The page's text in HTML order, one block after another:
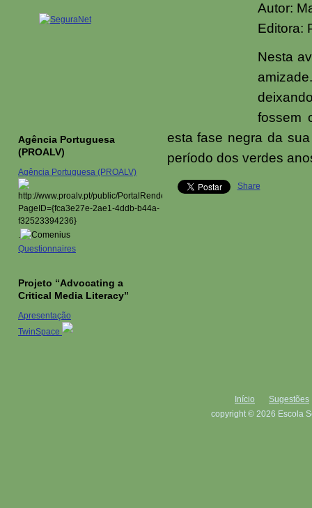
Autor:
Editora:
Nesta
fossem
esta fase negra da
período dos verdes
Share
Agência Portuguesa
(PROALV)
Agência Portuguesa (PROALV)
.
Questionnaires
Projeto “Advocating a
Critical Media Literacy”
Apresentação
TwinSpace
Início
Sugestões
copyright © 2026 Escola